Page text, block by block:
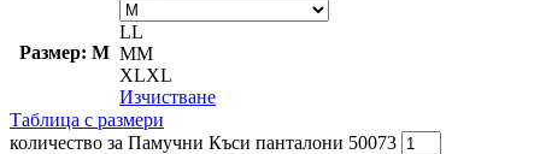
Размер: M
LL
MM
XLXL
Изчистване
Таблица с размери
количество за Памучни Къси панталони 50073